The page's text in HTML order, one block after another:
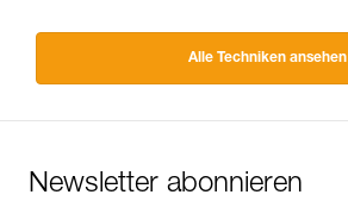
Alle Techniken ansehen
Newsletter abonnieren